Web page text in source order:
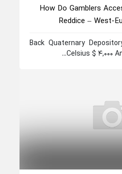
How Do Gamblers
Reddice – West-
Back Quaternary
Celsius $ 4,000